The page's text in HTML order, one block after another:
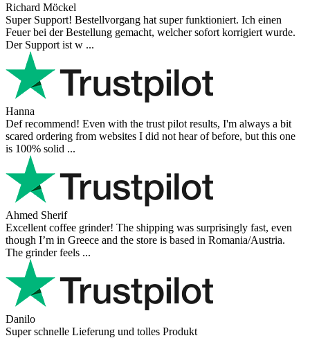
Richard Möckel
Super Support! Bestellvorgang hat super funktioniert. Ich einen
Feuer bei der Bestellung gemacht, welcher sofort korrigiert wurde.
Der Support ist w ...
Hanna
Def recommend! Even with the trust pilot results, I'm always a bit
scared ordering from websites I did not hear of before, but this one
is 100% solid ...
Ahmed Sherif
Excellent coffee grinder! The shipping was surprisingly fast, even
though I’m in Greece and the store is based in Romania/Austria.
The grinder feels ...
Danilo
Super schnelle Lieferung und tolles Produkt